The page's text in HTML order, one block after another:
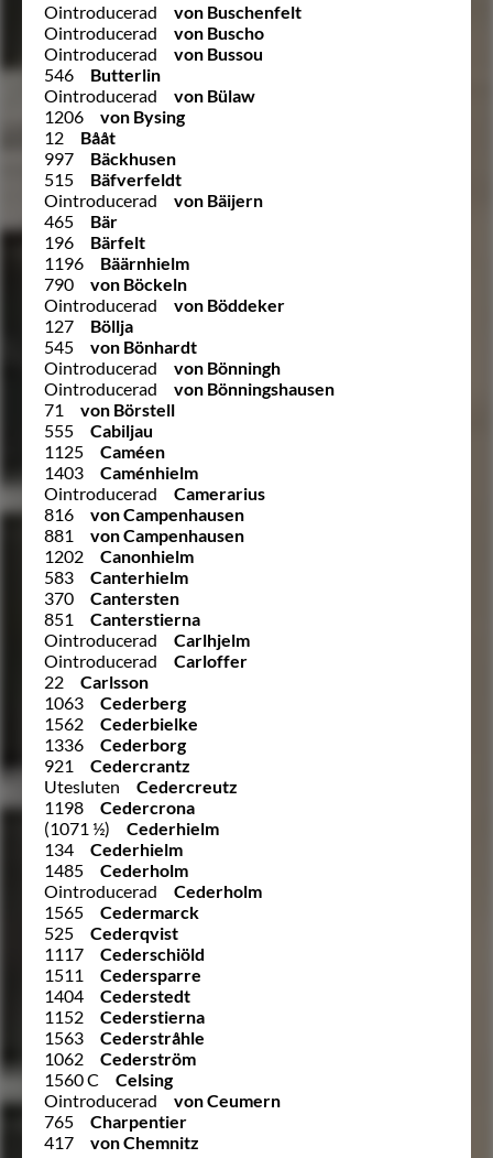
Ointroducerad
von Buschenfelt
Ointroducerad
von Buscho
Ointroducerad
von Bussou
546
Butterlin
Ointroducerad
von Bülaw
1206
von Bysing
12
Bååt
997
Bäckhusen
515
Bäfverfeldt
Ointroducerad
von Bäijern
465
Bär
196
Bärfelt
1196
Bäärnhielm
790
von Böckeln
Ointroducerad
von Böddeker
127
Böllja
545
von Bönhardt
Ointroducerad
von Bönningh
Ointroducerad
von Bönningshausen
71
von Börstell
555
Cabiljau
1125
Caméen
1403
Caménhielm
Ointroducerad
Camerarius
816
von Campenhausen
881
von Campenhausen
1202
Canonhielm
583
Canterhielm
370
Cantersten
851
Canterstierna
Ointroducerad
Carlhjelm
Ointroducerad
Carloffer
22
Carlsson
1063
Cederberg
1562
Cederbielke
1336
Cederborg
921
Cedercrantz
Utesluten
Cedercreutz
1198
Cedercrona
(1071 ½)
Cederhielm
134
Cederhielm
1485
Cederholm
Ointroducerad
Cederholm
1565
Cedermarck
525
Cederqvist
1117
Cederschiöld
1511
Cedersparre
1404
Cederstedt
1152
Cederstierna
1563
Cederstråhle
1062
Cederström
1560 C
Celsing
Ointroducerad
von Ceumern
765
Charpentier
417
von Chemnitz